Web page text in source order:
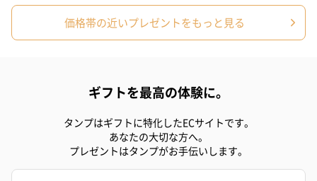
フラワーテディベア
テディベア（バニラ）
（1,760円）
紅茶・コーヒー・スイーツ
価格帯の近いプレゼントをもっと見る
ギフトを最高の体験に。
タンプはギフトに特化したECサイトです。
あなたの大切な方へ。
プレゼントはタンプがお手伝いします。